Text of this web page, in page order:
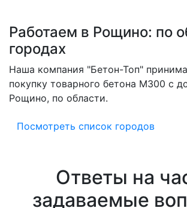
Работаем в Рощино: по
городах
Наша компания "Бетон-Топ"
покупку товарного бетона M300 с
Рощино, по области.
Посмотреть список городов
Ответы на
задаваемые